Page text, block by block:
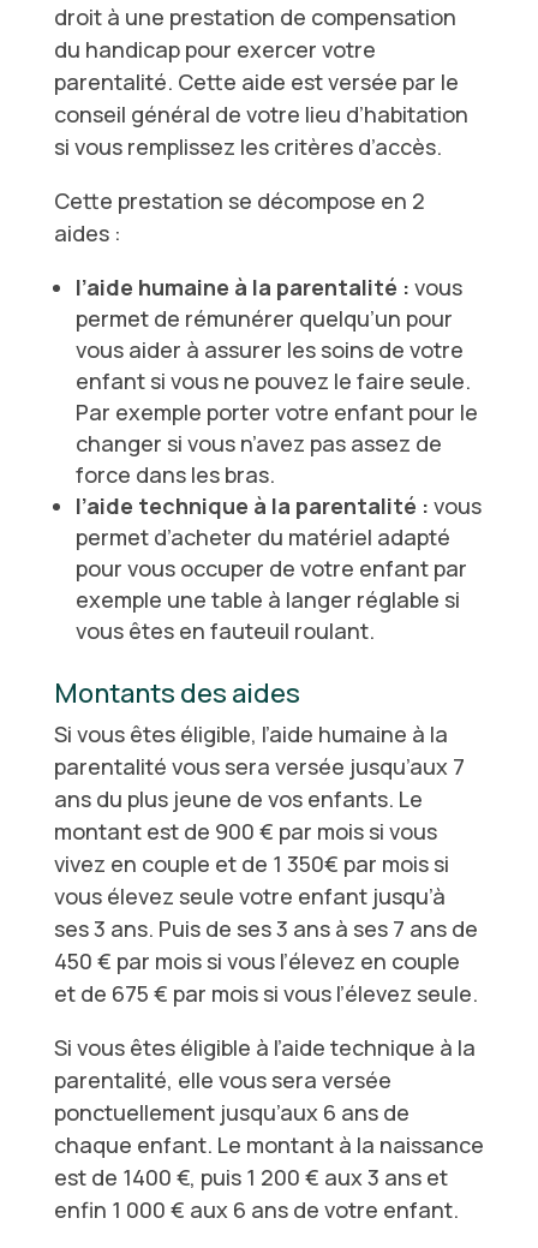
droit à une prestation de compensation
du handicap pour exercer votre
parentalité. Cette aide est versée par le
conseil général de votre lieu d’habitation
si vous remplissez les critères d’accès.
Cette prestation se décompose en 2
aides :
l’aide humaine à la parentalité : vous
permet de rémunérer quelqu’un pour
vous aider à assurer les soins de votre
enfant si vous ne pouvez le faire seule.
Par exemple porter votre enfant pour le
changer si vous n’avez pas assez de
force dans les bras.
l’aide technique à la parentalité : vous
permet d’acheter du matériel adapté
pour vous occuper de votre enfant par
exemple une table à langer réglable si
vous êtes en fauteuil roulant.
Montants des aides
Si vous êtes éligible, l’aide humaine à la
parentalité vous sera versée jusqu’aux 7
ans du plus jeune de vos enfants. Le
montant est de 900 € par mois si vous
vivez en couple et de 1 350€ par mois si
vous élevez seule votre enfant jusqu’à
ses 3 ans. Puis de ses 3 ans à ses 7 ans de
450 € par mois si vous l’élevez en couple
et de 675 € par mois si vous l’élevez seule.
Si vous êtes éligible à l’aide technique à la
parentalité, elle vous sera versée
ponctuellement jusqu’aux 6 ans de
chaque enfant. Le montant à la naissance
est de 1400 €, puis 1 200 € aux 3 ans et
enfin 1 000 € aux 6 ans de votre enfant.